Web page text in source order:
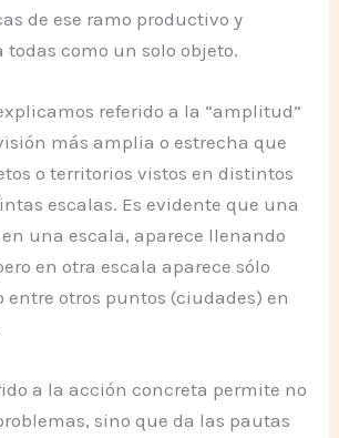
de ese ramo productivo y
todas como un solo objeto.
referido a la “amplitud”
más amplia o estrecha que
o territorios vistos en distintos
escalas. Es evidente que una
una escala, aparece llenando
en otra escala aparece sólo
otros puntos (ciudades) en
a la acción concreta permite no
sino que da las pautas